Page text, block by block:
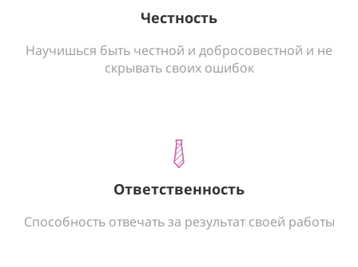
Честность
Научишься быть честной и добросовестной и не
скрывать своих ошибок
Ответственность
Способность отвечать за результат своей работы